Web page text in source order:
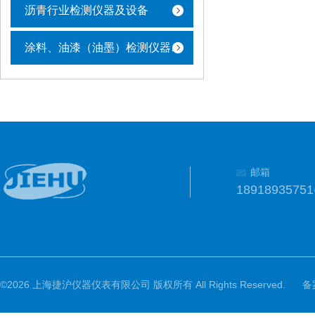
沥青行业检测仪器及设备
涂料、油漆（油墨）检测仪器及设备
邮箱
©2026 上海捷沪仪器仪表有限公司 版权所有 All Rights Reserved. 备